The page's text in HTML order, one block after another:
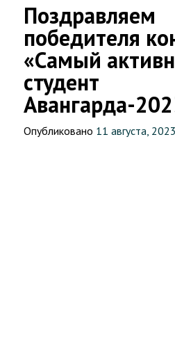
Поздравляем
победителя
«Самый
студент
Авангарда-
Опубликовано 11 августа, 2023